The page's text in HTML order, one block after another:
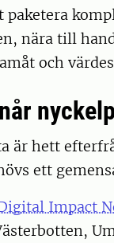
paketera
nära till
och
är hett
ett
Impact